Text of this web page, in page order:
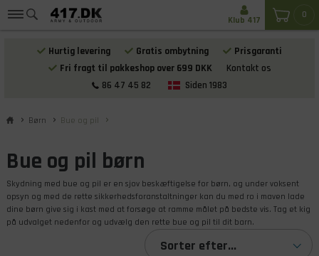
Hurtig levering Gratis ombytning
Prisgaranti
Fri fragt til pakkeshop over 699 DKK
Kontakt os
86 47 45 82
Siden 1983
0
Klub 417
Børn Bue og pil
Bue og pil børn
Skydning med bue og pil er en sjov beskæftigelse for børn, og under voksent
opsyn og med de rette sikkerhedsforanstaltninger kan du med ro i maven lade
dine børn give sig i kast med at forsøge at ramme målet på bedste vis. Tag et kig
på udvalget nedenfor og udvælg den rette bue og pil til dit barn.
Sorter efter...